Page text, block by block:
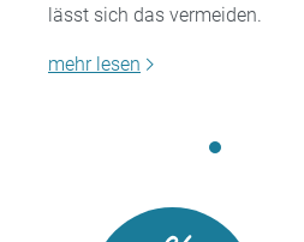
lässt sich das vermeiden.
mehr lesen